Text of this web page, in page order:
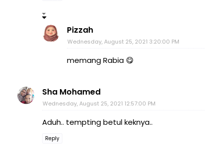
Pizzah
Wednesday, August 25, 2021 3:20:00 PM
memang Rabia 😋
Sha Mohamed
Wednesday, August 25, 2021 12:57:00 PM
Aduh.. tempting betul keknya..
Reply